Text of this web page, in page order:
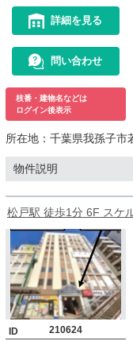
詳細を見る
問い合わせ
枝番・建物名などは
ログイン後表示
所在地： 千葉県我孫子市
物件説明
松戸駅 徒歩1分 6F スケ
ID 210624